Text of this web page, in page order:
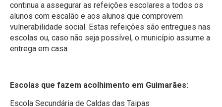
continua a assegurar as refeições escolares a todos os
alunos com escalão e aos alunos que comprovem
vulnerabilidade social. Estas refeições são entregues nas
escolas ou, caso não seja possível, o município assume a
entrega em casa.
Escolas que fazem acolhimento em Guimarães:
Escola Secundária de Caldas das Taipas